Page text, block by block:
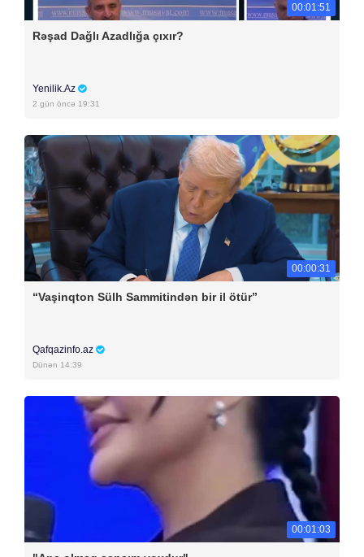
00:01:51
Rəşad Dağlı Azadlığa çıxır?
Yenilik.Az
2 gün öncə 19:31
00:00:31
“Vaşinqton Sülh Sammitindən bir il ötür”
Qafqazinfo.az
Dünən 14:39
00:01:03